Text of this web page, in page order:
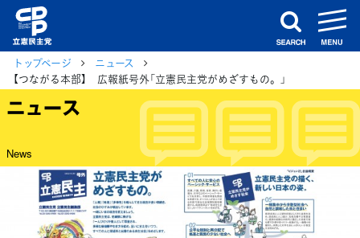
search
トップページ
ニュース
【つながる本部】 広報紙号外「立憲民主党がめざすもの。」
ニュース
News